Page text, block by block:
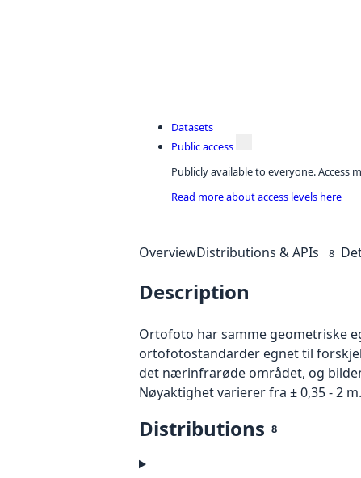
Datasets
Public access
Publicly available to everyone. Access
Read more about access levels here
OverviewDistributions & APIs 8
Description
Ortofoto har samme geometriske
ortofotostandarder egnet til
det nærinfrarøde området, og
Nøyaktighet varierer fra ± 0,35 - 2 m.
Distributions 8